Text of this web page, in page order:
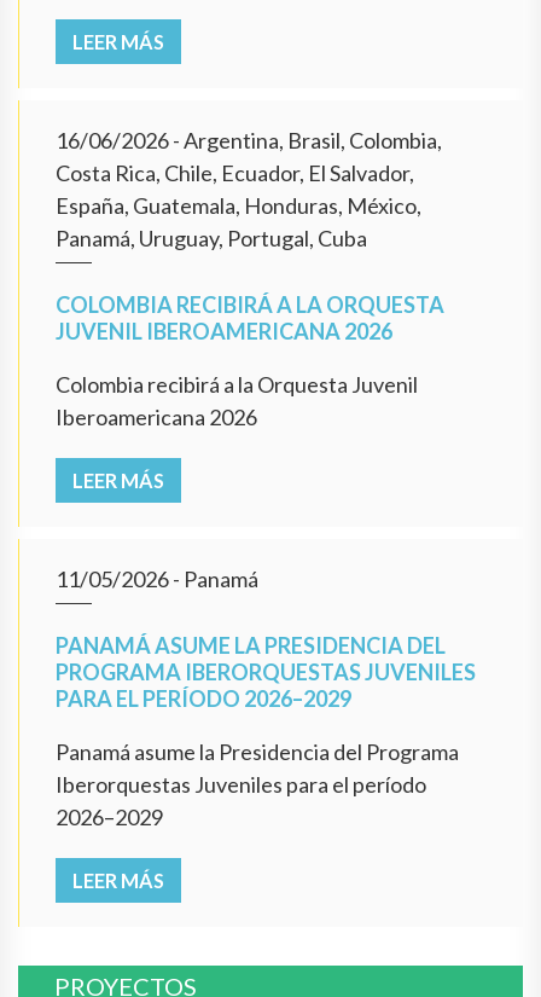
LEER MÁS
16/06/2026- Argentina, Brasil, Colombia,
Costa Rica, Chile, Ecuador, El Salvador,
España, Guatemala, Honduras, México,
Panamá, Uruguay, Portugal, Cuba
COLOMBIA RECIBIRÁ A LA ORQUESTA
JUVENIL IBEROAMERICANA 2026
Colombia recibirá a la Orquesta Juvenil
Iberoamericana 2026
LEER MÁS
11/05/2026- Panamá
PANAMÁ ASUME LA PRESIDENCIA DEL
PROGRAMA IBERORQUESTAS JUVENILES
PARA EL PERÍODO 2026–2029
Panamá asume la Presidencia del Programa
Iberorquestas Juveniles para el período
2026–2029
LEER MÁS
PROYECTOS